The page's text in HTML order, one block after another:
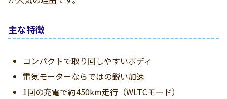
主な特徴
コンパクトで取り回しやすいボディ
電気モーターならではの鋭い加速
1回の充電で約450km走行（WLTCモード）